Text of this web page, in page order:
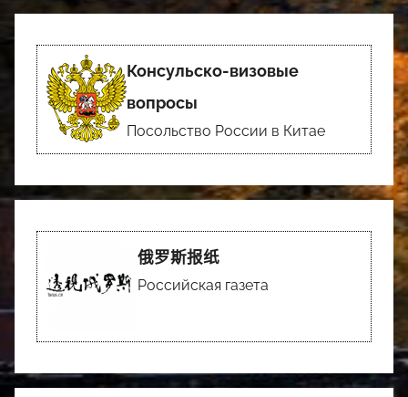
Консульско-визовые
вопросы
Посольство России в Китае
俄罗斯报纸
Российская газета